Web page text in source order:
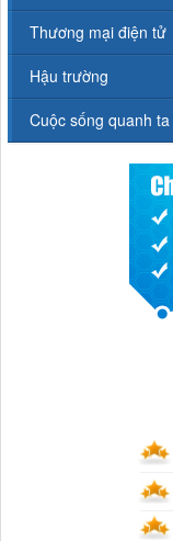
Thương mại điện tử
Hậu trường
Cuộc sống quanh ta